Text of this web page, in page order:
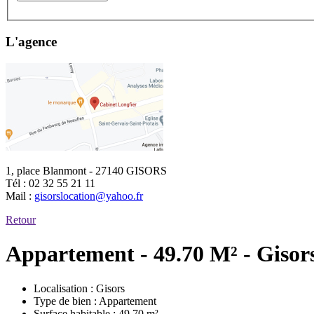
L'agence
1, place Blanmont - 27140 GISORS
Tél : 02 32 55 21 11
Mail : gisorslocation@yahoo.fr
Retour
Appartement - 49.70 M² -
Localisation : Gisors
Type de bien : Appartement